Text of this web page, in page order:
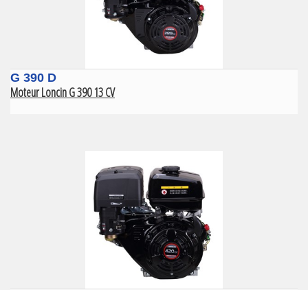
G 390 D
Moteur Loncin G 390 13 CV